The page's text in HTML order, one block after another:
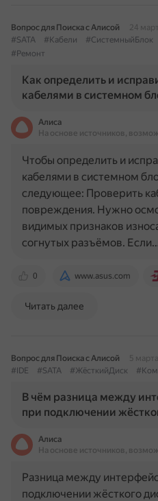
Вопрос для Поиска с Алисой
24
#SATA
#Кабели #СистемныйБлок
#Ремонт
Как определить и
кабелями в системном
Алиса
На основе источников,
0 www.asus.com
Чтобы определить и
кабелями в системном
следующее: Проверить
повреждения. Нужно
видимых признаков
согнутых разъёмов.
Читать далее
Вопрос для Поиска с Алисой
5 марта
#IDE
#SATA #ЖёсткийДиск
В чём разница между
при подключении
Алиса
На основе источников,
Разница между
подключении жёсткого